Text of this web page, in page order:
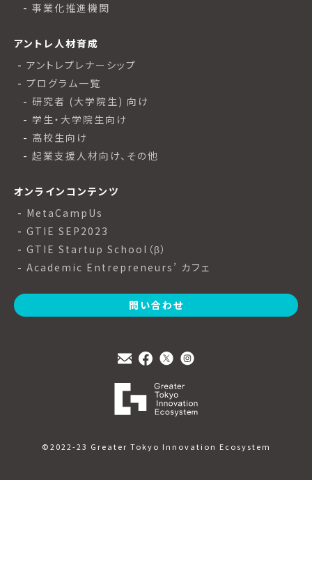
事業化推進機関
アントレ人材育成
アントレプレナーシップ
プログラム一覧
研究者 (大学院生) 向け
学生・大学院生向け
高校生向け
起業支援人材向け、その他
オンラインコンテンツ
MetaCampUs
GTIE SEP2023
GTIE Startup School（β）
Academic Entrepreneurs’ カフェ
問い合わせ
©2022-23 Greater Tokyo Innovation Ecosystem